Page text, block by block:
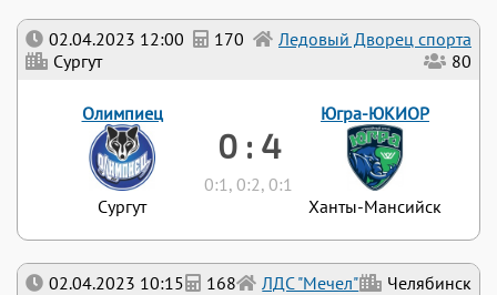
02.04.2023 10:15 168 ЛДС "Мечел"
Челябинск
02.04.2023 12:00 170
Ледовый Дворец спорта
Сургут
80
Олимпиец
Сургут
0 : 4
0:1, 0:2, 0:1
Югра-ЮКИОР
Ханты-Мансийск